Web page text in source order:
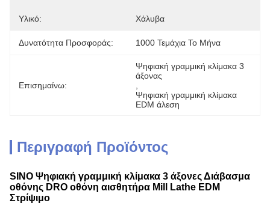
Υλικό: Χάλυβα
Δυνατότητα Προσφοράς: 1000 Τεμάχια Το Μήνα
Επισημαίνω:
Ψηφιακή γραμμική κλίμακα 3
άξονας
Ψηφιακή γραμμική κλίμακα
EDM άλεση
Περιγραφή Προϊόντος
SINO Ψηφιακή γραμμική κλίμακα 3 άξονες Διάβασμα
οθόνης DRO οθόνη αισθητήρα Mill Lathe EDM
Στρίψιμο